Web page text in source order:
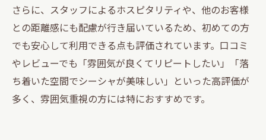
さらに、スタッフによるホスピタリティや、他のお客様
との距離感にも配慮が行き届いているため、初めての方
でも安心して利用できる点も評価されています。口コミ
やレビューでも「雰囲気が良くてリピートしたい」「落
ち着いた空間でシーシャが美味しい」といった高評価が
多く、雰囲気重視の方には特におすすめです。